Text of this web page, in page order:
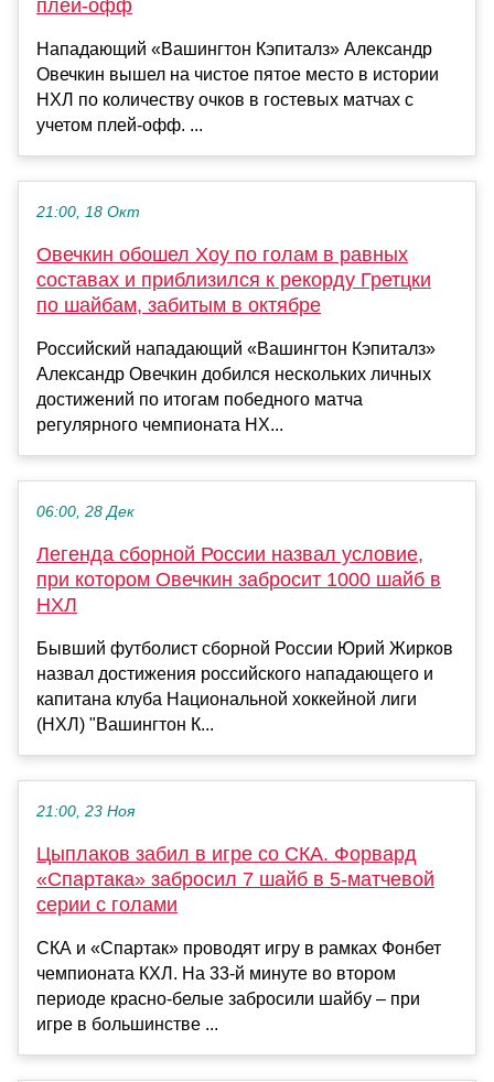
плей‑офф
Нападающий «Вашингтон Кэпиталз» Александр
Овечкин вышел на чистое пятое место в истории
НХЛ по количеству очков в гостевых матчах с
учетом плей‑офф. ...
21:00, 18 Окт
Овечкин обошел Хоу по голам в равных
составах и приблизился к рекорду Гретцки
по шайбам, забитым в октябре
Российский нападающий «Вашингтон Кэпиталз»
Александр Овечкин добился нескольких личных
достижений по итогам победного матча
регулярного чемпионата НХ...
06:00, 28 Дек
Легенда сборной России назвал условие,
при котором Овечкин забросит 1000 шайб в
НХЛ
Бывший футболист сборной России Юрий Жирков
назвал достижения российского нападающего и
капитана клуба Национальной хоккейной лиги
(НХЛ) "Вашингтон К...
21:00, 23 Ноя
Цыплаков забил в игре со СКА. Форвард
«Спартака» забросил 7 шайб в 5-матчевой
серии с голами
СКА и «Спартак» проводят игру в рамках Фонбет
чемпионата КХЛ. На 33-й минуте во втором
периоде красно-белые забросили шайбу – при
игре в большинстве ...